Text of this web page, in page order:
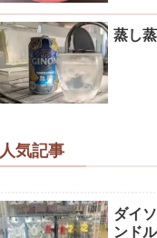
蒸し
人気記事
ダイ
ンド